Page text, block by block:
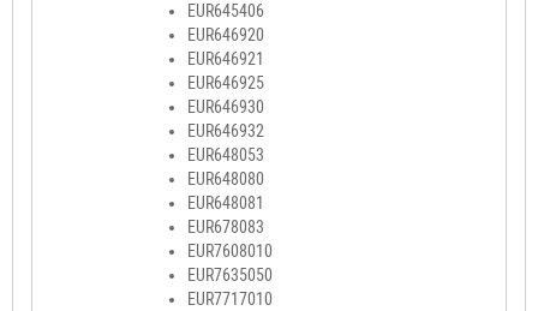
EUR645406
EUR646920
EUR646921
EUR646925
EUR646930
EUR646932
EUR648053
EUR648080
EUR648081
EUR678083
EUR7608010
EUR7635050
EUR7717010